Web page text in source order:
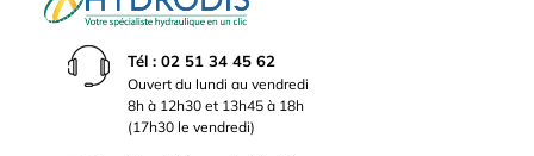
Tél : 02 51 34 45 62
Ouvert du lundi au vendredi
8h à 12h30 et 13h45 à 18h
(17h30 le vendredi)